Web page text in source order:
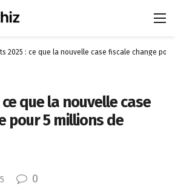
2025 : ce que la nouvelle case fiscale change
que la nouvelle case
pour 5 millions de
0